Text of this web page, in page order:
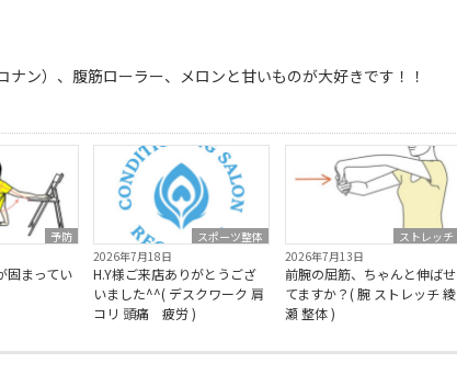
ナン）、腹筋ローラー、メロンと甘いものが大好きです！！
予防
固まってい
スポーツ整体
2026年7月18日
H.Y様ご来店ありがとうござ
いました^^( デスクワーク 肩
コリ 頭痛 疲労 )
ストレッチ
2026年7月13日
前腕の屈筋、ちゃんと伸ばせ
てますか？( 腕 ストレッチ 綾
瀬 整体 )